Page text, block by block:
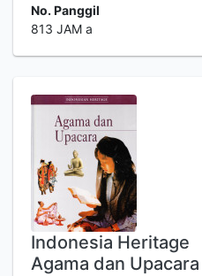
No. Panggil
813 JAM a
Indonesia Heritage
Agama dan Upacara